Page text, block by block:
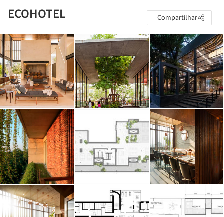
ECOHOTEL Compartilhar